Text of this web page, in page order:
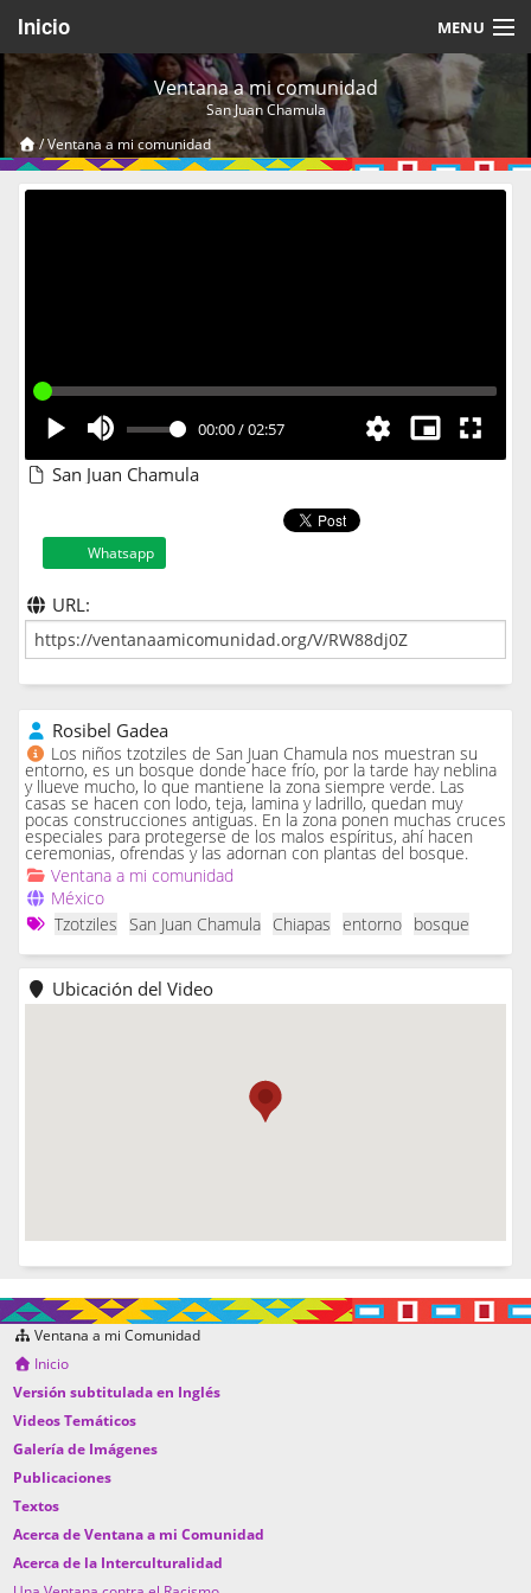
Inicio MENU
Acerca de
Videos Temáticos
Cerrar Sesión
Ventana a mi comunidad
San Juan Chamula
/Ventana a mi comunidad
00:00/02:57
San Juan Chamula
Whatsapp
URL:
Rosibel Gadea
Los niños tzotziles de San Juan Chamula nos muestran su
entorno, es un bosque donde hace frío, por la tarde hay neblina
y llueve mucho, lo que mantiene la zona siempre verde. Las
casas se hacen con lodo, teja, lamina y ladrillo, quedan muy
pocas construcciones antiguas. En la zona ponen muchas cruces
especiales para protegerse de los malos espíritus, ahí hacen
ceremonias, ofrendas y las adornan con plantas del bosque.
Ventana a mi comunidad
México
Tzotziles
San Juan Chamula Chiapas entorno bosque
Ubicación del Video
Ventana a mi Comunidad
Inicio
Versión subtitulada en Inglés
Videos Temáticos
Galería de Imágenes
Publicaciones
Textos
Acerca de Ventana a mi Comunidad
Acerca de la Interculturalidad